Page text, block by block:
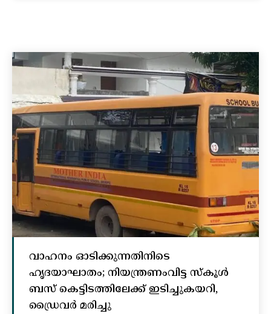
വാഹനം ഓടിക്കുന്നതിനിടെ
ഹൃദയാഘാതം; നിയന്ത്രണംവിട്ട സ്കൂൾ
ബസ് കെട്ടിടത്തിലേക്ക് ഇടിച്ചുകയറി,
ഡ്രൈവർ മരിച്ചു